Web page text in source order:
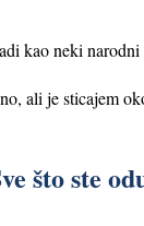
kao neki
ali je sticajem
što ste